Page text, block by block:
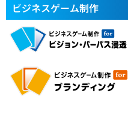
ビジネスゲーム制作